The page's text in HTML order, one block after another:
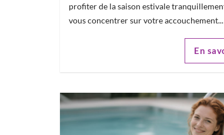
profiter de la saison estivale
vous concentrer sur votre accouchement...
En